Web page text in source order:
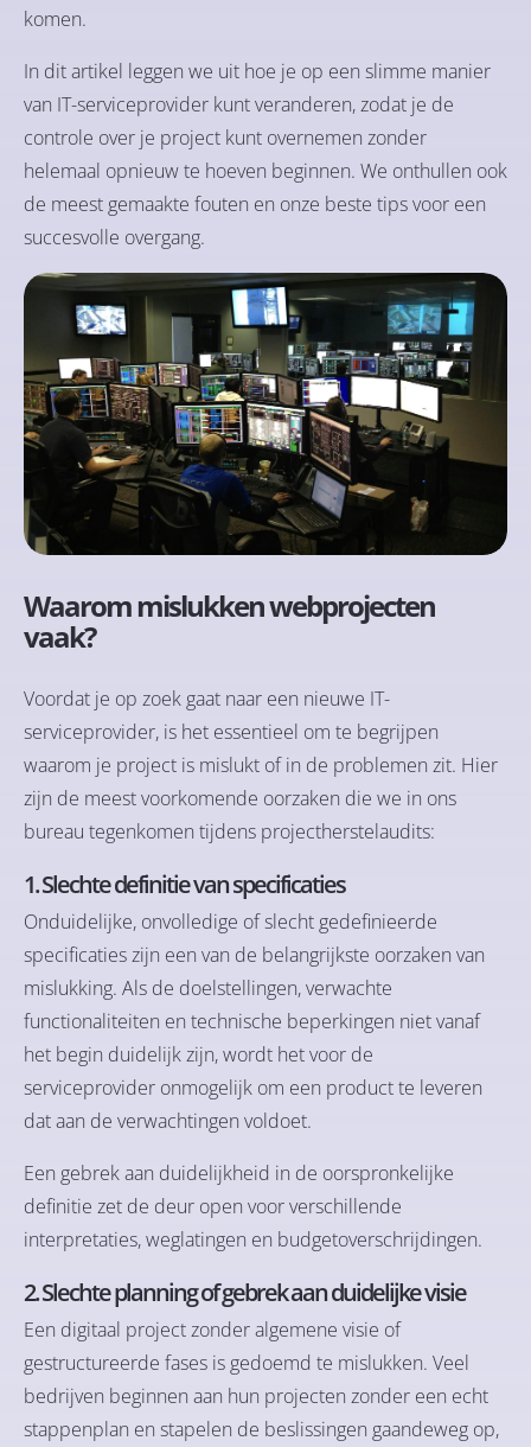
komen.
In dit artikel leggen we uit hoe je op een slimme manier
van IT-serviceprovider kunt veranderen, zodat je de
controle over je project kunt overnemen zonder
helemaal opnieuw te hoeven beginnen. We onthullen ook
de meest gemaakte fouten en onze beste tips voor een
succesvolle overgang.
Waarom mislukken webprojecten
vaak?
Voordat je op zoek gaat naar een nieuwe IT-
serviceprovider, is het essentieel om te begrijpen
waarom je project is mislukt of in de problemen zit. Hier
zijn de meest voorkomende oorzaken die we in ons
bureau tegenkomen tijdens projectherstelaudits:
1. Slechte definitie van specificaties
Onduidelijke, onvolledige of slecht gedefinieerde
specificaties zijn een van de belangrijkste oorzaken van
mislukking. Als de doelstellingen, verwachte
functionaliteiten en technische beperkingen niet vanaf
het begin duidelijk zijn, wordt het voor de
serviceprovider onmogelijk om een product te leveren
dat aan de verwachtingen voldoet.
Een gebrek aan duidelijkheid in de oorspronkelijke
definitie zet de deur open voor verschillende
interpretaties, weglatingen en budgetoverschrijdingen.
2. Slechte planning of gebrek aan duidelijke visie
Een digitaal project zonder algemene visie of
gestructureerde fases is gedoemd te mislukken. Veel
bedrijven beginnen aan hun projecten zonder een echt
stappenplan en stapelen de beslissingen gaandeweg op,